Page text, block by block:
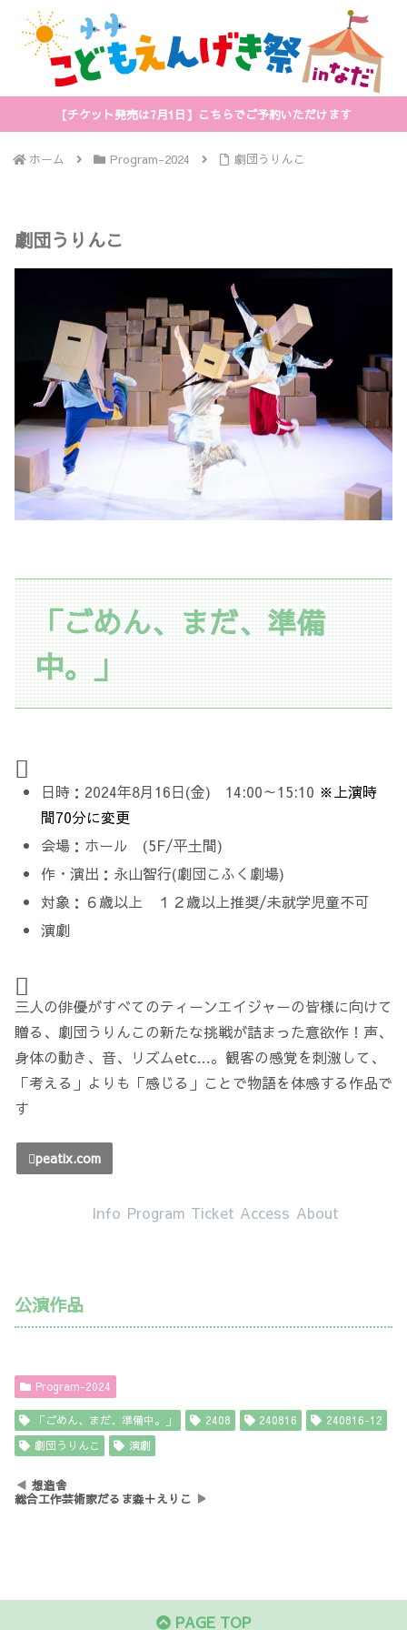
【チケット発売は7月1日】こちらでご予約いただけます
ホーム Program-2024 劇団うりんこ
劇団うりんこ
「ごめん、まだ、準備
中。」
日時：2024年8月16日(金) 14:00～15:10 ※上演時
間70分に変更
会場：ホール (5F/平土間)
作・演出：永山智行(劇団こふく劇場)
対象：６歳以上 １２歳以上推奨/未就学児童不可
演劇
三人の俳優がすべてのティーンエイジャーの皆様に向けて
贈る、劇団うりんこの新たな挑戦が詰まった意欲作！声、
身体の動き、音、リズムetc…。観客の感覚を刺激して、
「考える」よりも「感じる」ことで物語を体感する作品で
す
peatix.com
Info Program Ticket Access About
公演作品
Program-2024
「ごめん、まだ、準備中。」 2408 240816
240816-12
劇団うりんこ
演劇
想造舎
総合工作芸術家だるま森＋えりこ
PAGE TOP